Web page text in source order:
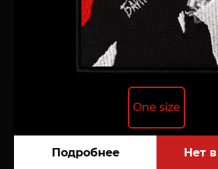
One size
Подробнее